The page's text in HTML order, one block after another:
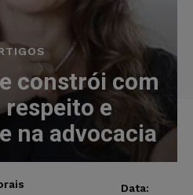
constrói com
e
na advocacia
Data: